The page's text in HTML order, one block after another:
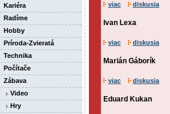
Kariéra
Radíme
Hobby
Príroda-Zvieratá
Technika
Počítače
Zábava
Video
Hry
viac diskusia
Ivan Lexa
viac diskusia
Marián Gáborík
viac diskusia
Eduard Kukan